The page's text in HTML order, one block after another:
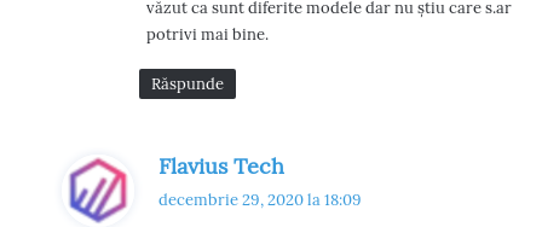
e
văzut ca sunt diferite modele dar nu știu care s.ar
potrivi mai bine.
Răspunde
Flavius Tech
p
decembrie 29, 2020 la 18:09